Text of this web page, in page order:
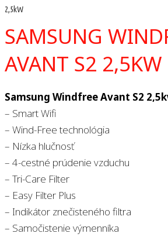
2,5kW
SAMSUNG
AVANT S2 2,5KW
Samsung Windfree Avant S2
– Smart Wifi
– Wind-Free technológia
– Nízka hlučnosť
– 4-cestné prúdenie vzduchu
– Tri-Care Filter
– Easy Filter Plus
– Indikátor znečisteného filtra
– Samočistenie výmenníka